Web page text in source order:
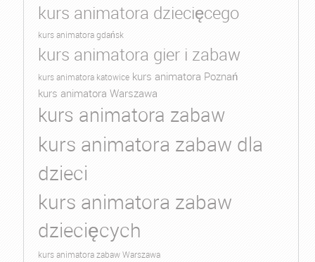
kurs animatora dziecięcego
kurs animatora gdańsk
kurs animatora gier i zabaw
kurs animatora katowice kurs animatora Poznań
kurs animatora Warszawa
kurs animatora zabaw
kurs animatora zabaw dla
dzieci
kurs animatora zabaw
dziecięcych
kurs animatora zabaw Warszawa